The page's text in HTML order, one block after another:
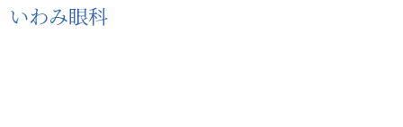
いわみ眼科